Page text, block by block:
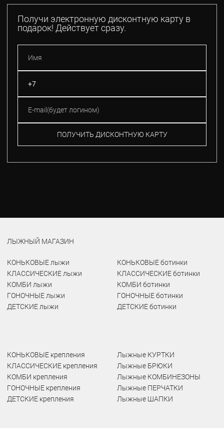
Получи электронную дисконтную карту в
подарок! Действует сразу.
ПОЛУЧИТЬ ДИСКОНТНУЮ КАРТУ
ЛЫЖНЫЙ МАГАЗИН
КОНЬКОВЫЕ лыжи
КЛАССИЧЕСКИЕ лыжи
КОМБИ лыжи
ГОНОЧНЫЕ лыжи
ДЕТСКИЕ лыжи
КОНЬКОВЫЕ ботинки
КЛАССИЧЕСКИЕ ботинки
КОМБИ ботинки
ГОНОЧНЫЕ ботинки
ДЕТСКИЕ ботинки
КОНЬКОВЫЕ крепления
КЛАССИЧЕСКИЕ крепления
КОМБИ крепления
ГОНОЧНЫЕ крепления
ДЕТСКИЕ крепления
Лыжные КУРТКИ
Лыжные БРЮКИ
Лыжные КОМБИНЕЗОНЫ
Лыжные ПЕРЧАТКИ
Лыжные ШАПКИ